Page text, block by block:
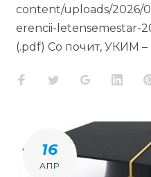
content/uploads/2026/
erencii-
(.pdf) Со почит, УКИМ
Facebook
TwitterGoogle+
16
АПР